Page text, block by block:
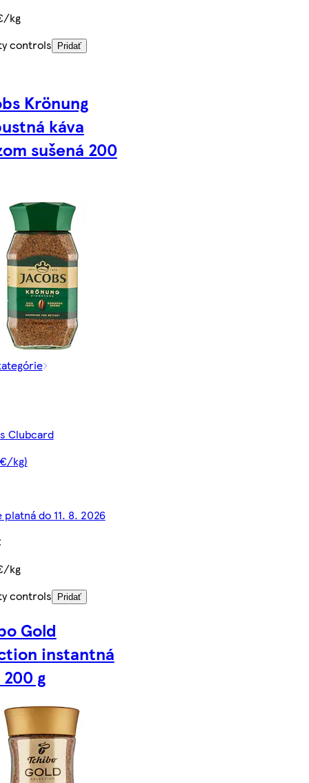
kg
controls
Pridať
Krönung
káva
sušená 200
Clubcard
kg)
platná do 11. 8. 2026
kg
controls
Pridať
Gold
instantná
g